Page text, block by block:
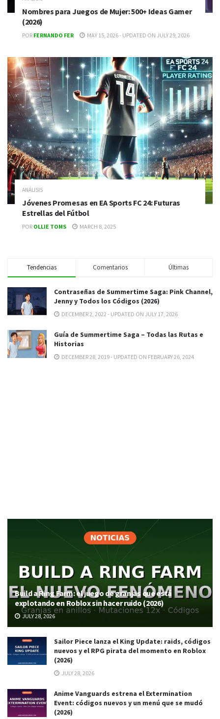
Nombres para Juegos de Mujer: 500+ Ideas Gamer
(2026)
POR FERNANDO FER MAY 15, 2026 - UPDATED ON JULY 29, 2026
ANÁLISIS
Jóvenes Promesas en EA Sports FC 24: Futuras
Estrellas del Fútbol
POR OLLIE TOMS MARCH 8, 2025
Tendencias Comentarios Últimas
Contraseñas de Summertime Saga: Pink Channel,
Jenny y Todos los Códigos (2026)
DECEMBER 2, 2022 - UPDATED ON JULY 17, 2026
Guía de Summertime Saga – Todas las Rutas e
Historias
DECEMBER 28, 2019 - UPDATED ON FEBRUARY 26, 2024
Build a Ring Farm: el juego de granjas que está
explotando en Roblox sin hacer ruido (2026)
JULY 28, 2026
Sailor Piece lanza el King Update: raids, códigos
nuevos y el RPG pirata del momento en Roblox
(2026)
JULY 28, 2026
Anime Vanguards estrena el Extermination
Event: códigos nuevos y un menú que se mudó
(2026)